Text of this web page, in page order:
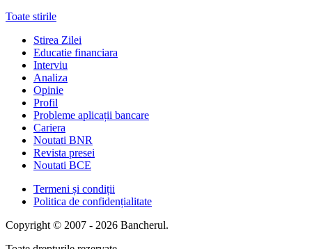
Toate stirile
Stirea Zilei
Educatie financiara
Interviu
Analiza
Opinie
Profil
Probleme aplicații bancare
Cariera
Noutati BNR
Revista presei
Noutati BCE
Termeni și condiții
Politica de confidențialitate
Copyright © 2007 - 2026 Bancherul.